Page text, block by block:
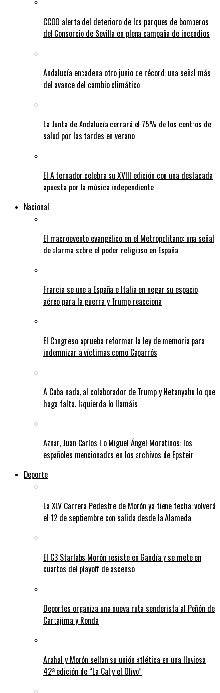
CCOO alerta del deterioro de los parques de bomberos
del Consorcio de Sevilla en plena campaña de incendios
Andalucía encadena otro junio de récord: una señal más
del avance del cambio climático
La Junta de Andalucía cerrará el 75% de los centros de
salud por las tardes en verano
El Alternador celebra su XVIII edición con una destacada
apuesta por la música independiente
Nacional
El macroevento evangélico en el Metropolitano: una señal
de alarma sobre el poder religioso en España
Francia se une a España e Italia en negar su espacio
aéreo para la guerra y Trump reacciona
El Congreso aprueba reformar la ley de memoria para
indemnizar a víctimas como Caparrós
A Cuba nada, al colaborador de Trump y Netanyahu lo que
haga falta. Izquierda lo llamáis
Aznar, Juan Carlos I o Miguel Ángel Moratinos: los
españoles mencionados en los archivos de Epstein
Deporte
La XLV Carrera Pedestre de Morón ya tiene fecha: volverá
el 12 de septiembre con salida desde la Alameda
El CB Starlabs Morón resiste en Gandía y se mete en
cuartos del playoff de ascenso
Deportes organiza una nueva ruta senderista al Peñón de
Cartajima y Ronda
Arahal y Morón sellan su unión atlética en una lluviosa
42ª edición de “La Cal y el Olivo”